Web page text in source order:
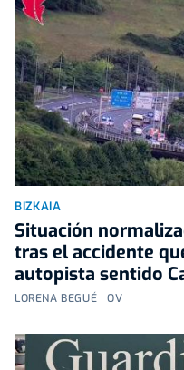
BIZKAIA
Situación
tras el accidente
autopista sentido
LORENA BEGUÉ | OV